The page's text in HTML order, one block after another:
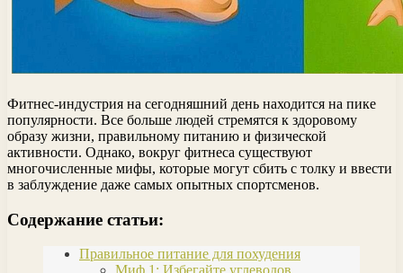
Фитнес-индустрия на сегодняшний день находится на пике
популярности. Все больше людей стремятся к здоровому
образу жизни, правильному питанию и физической
активности. Однако, вокруг фитнеса существуют
многочисленные мифы, которые могут сбить с толку и ввести
в заблуждение даже самых опытных спортсменов.
Содержание статьи:
Правильное питание для похудения